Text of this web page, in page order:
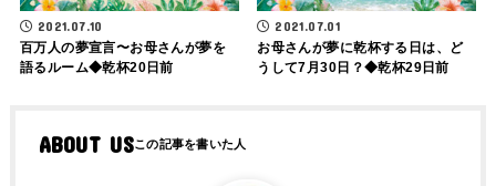
2021.07.10
百万人の夢宣言〜お母さんが夢を
語るルーム◆乾杯20日前
2021.07.01
お母さんが夢に乾杯する日は、ど
うして7月30日？◆乾杯29日前
ABOUT US